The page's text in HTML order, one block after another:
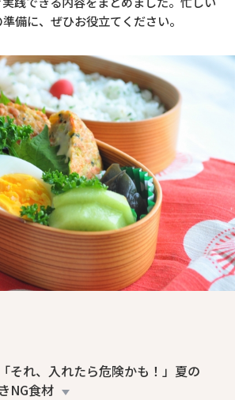
備に、ぜひお役立てください。
それ、入れたら危険かも！」夏の
NG食材